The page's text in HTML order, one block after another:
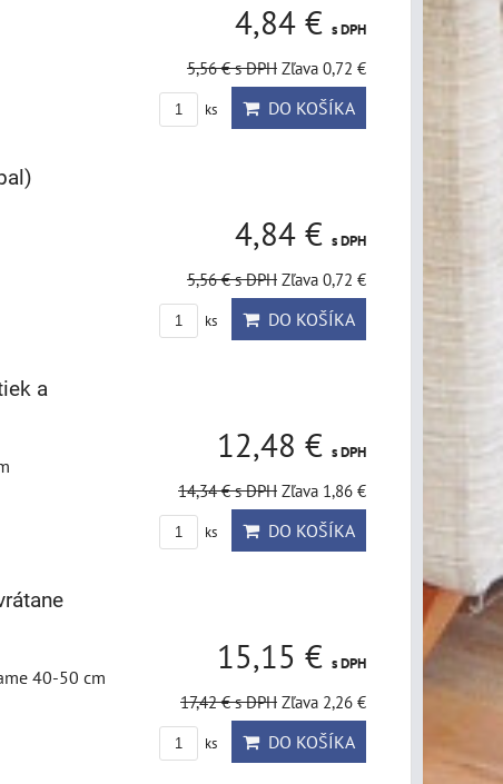
4,84 € s DPH
5,56 €s DPH Zľava 0,72 €
ks DO KOŠÍKA
4,84 € s DPH
5,56 €s DPH Zľava 0,72 €
ks DO KOŠÍKA
a
12,48 € s DPH
14,34 €s DPH Zľava 1,86 €
ks DO KOŠÍKA
40-50 cm
15,15 € s DPH
17,42 €s DPH Zľava 2,26 €
ks DO KOŠÍKA